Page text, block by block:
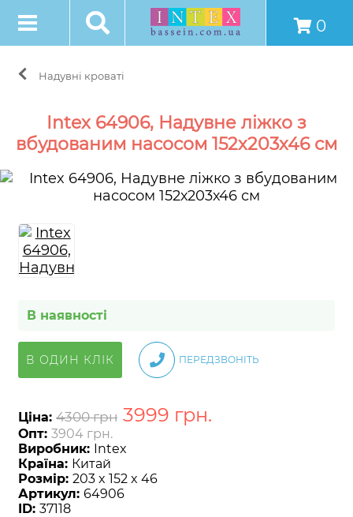
0
Надувні кроваті
Intex 64906, Надувне ліжко з
вбудованим насосом 152х203х46 см
В наявності
В ОДИН КЛІК ПЕРЕДЗВОНІТЬ
Ціна: 4300 грн 3999 грн.
Опт: 3904 грн.
Виробник: Intex
Країна: Китай
Розмір: 203 x 152 x 46
Артикул: 64906
ID: 37118